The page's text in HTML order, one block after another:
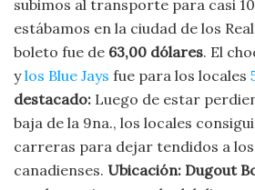
subimos al transporte para casi
estábamos en la ciudad de los
boleto fue de 63,00 dólares. El
ylos Blue Jays fue para los locales
destacado: Luego de estar
baja de la 9na., los locales
carreras para dejar tendidos a los
canadienses. Ubicación: Dugout